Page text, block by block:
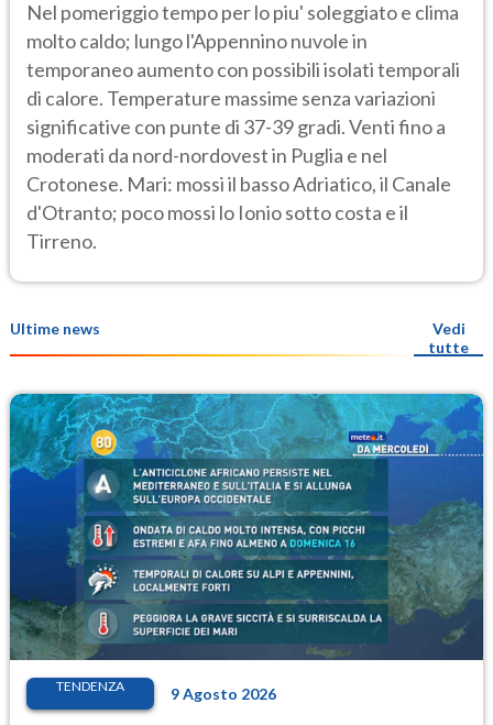
Nel pomeriggio tempo per lo piu' soleggiato e clima
molto caldo; lungo l'Appennino nuvole in
temporaneo aumento con possibili isolati temporali
di calore. Temperature massime senza variazioni
significative con punte di 37-39 gradi. Venti fino a
moderati da nord-nordovest in Puglia e nel
Crotonese. Mari: mossi il basso Adriatico, il Canale
d'Otranto; poco mossi lo Ionio sotto costa e il
Tirreno.
Ultime news
Vedi
tutte
TENDENZA 9 Agosto 2026